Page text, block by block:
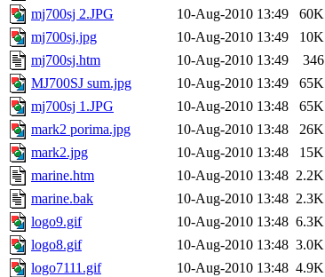
mj700sj 2.JPG
10-Aug-2010 13:49
60K
mj700sj.jpg
10-Aug-2010 13:49
10K
mj700sj.htm
10-Aug-2010 13:49
346
MJ700SJ sum.jpg
10-Aug-2010 13:49
65K
mj700sj 1.JPG
10-Aug-2010 13:48
65K
mark2 porima.jpg
10-Aug-2010 13:48
26K
mark2.jpg
10-Aug-2010 13:48
15K
marine.htm
10-Aug-2010 13:48 2.2K
marine.bak
10-Aug-2010 13:48 2.3K
logo9.gif
10-Aug-2010 13:48 6.3K
logo8.gif
10-Aug-2010 13:48 3.0K
logo7111.gif
10-Aug-2010 13:48 4.9K